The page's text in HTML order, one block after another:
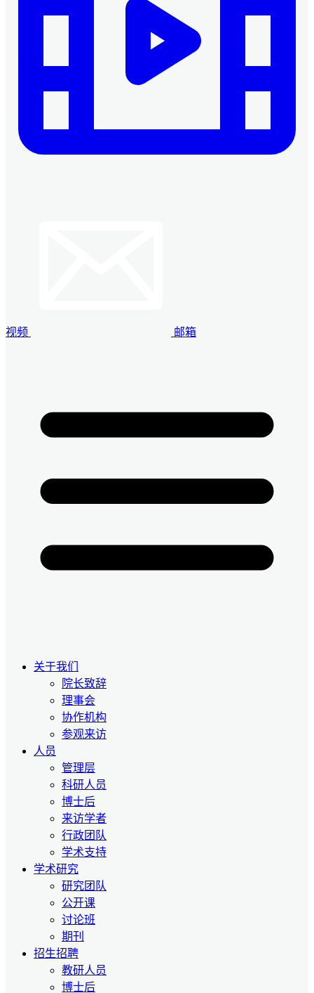
视频 邮箱
关于我们
院长致辞
理事会
协作机构
参观来访
人员
管理层
科研人员
博士后
来访学者
行政团队
学术支持
学术研究
研究团队
公开课
讨论班
期刊
招生招聘
教研人员
博士后